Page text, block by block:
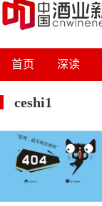
首页 深读
ceshi1